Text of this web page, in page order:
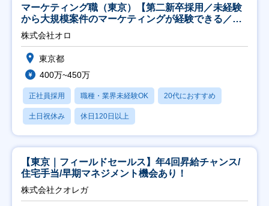
マーケティング職（東京）【第二新卒採用／未経験
から大規模案件のマーケティングが経験できる／研
修充実】
株式会社オロ
東京都
400万~450万
正社員採用 職種・業界未経験OK 20代におすすめ
土日祝休み 休日120日以上
【東京｜フィールドセールス】年4回昇給チャンス/
住宅手当/早期マネジメント機会あり！
株式会社クオレガ